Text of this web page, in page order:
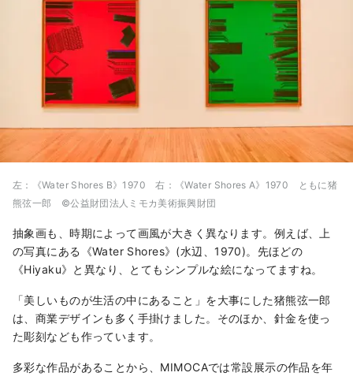
左：《Water Shores B》1970 右：《Water Shores A》1970 ともに猪
熊弦一郎 ©公益財団法人ミモカ美術振興財団
抽象画も、時期によって画風が大きく異なります。例えば、上
の写真にある《Water Shores》(水辺、1970)。先ほどの
《Hiyaku》と異なり、とてもシンプルな絵になってますね。
「美しいものが生活の中にあること」を大事にした猪熊弦一郎
は、商業デザインも多く手掛けました。そのほか、針金を使っ
た彫刻なども作っています。
多彩な作品があることから、MIMOCAでは常設展示の作品を年